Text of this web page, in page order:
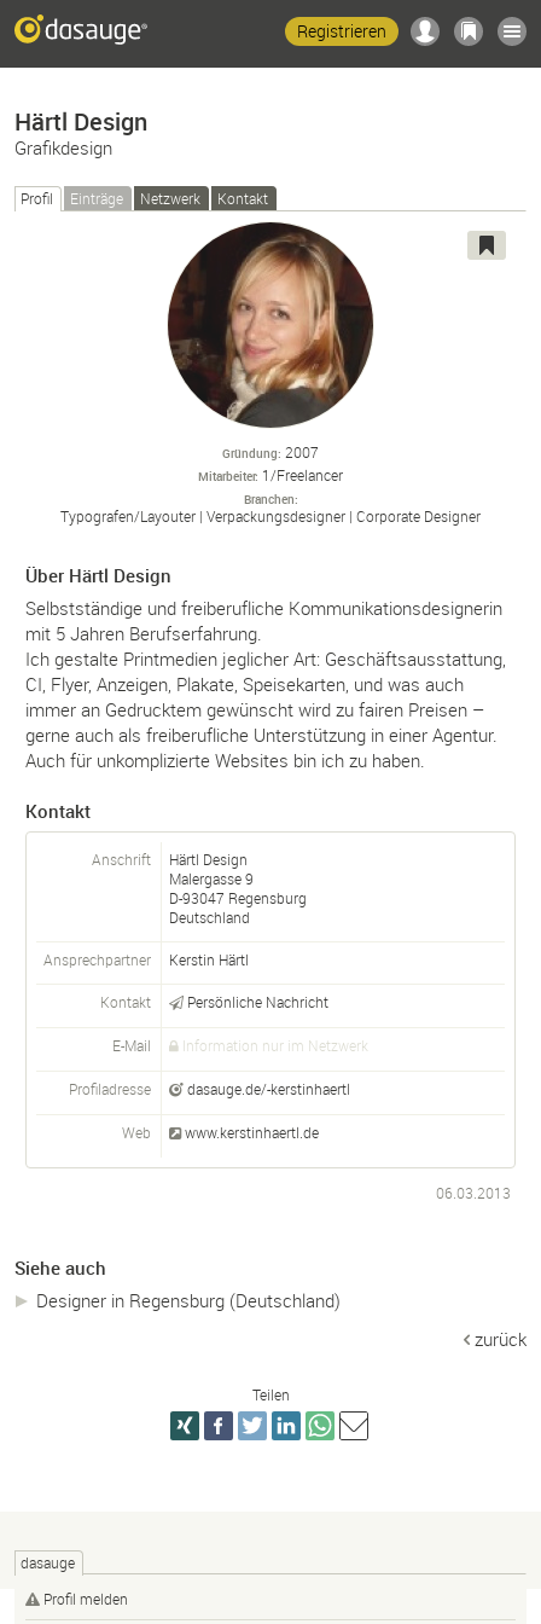
Registrieren
Härtl Design
Grafikdesign
Profil Einträge Netzwerk Kontakt
Gründung 2007
Mitarbeiter 1/Freelancer
Branchen
Typografen/Layouter Verpackungsdesigner Corporate Designer
Über Härtl Design
Selbstständige und freiberufliche Kommunikationsdesignerin
mit 5 Jahren Berufserfahrung.
Ich gestalte Printmedien jeglicher Art: Geschäftsausstattung,
CI, Flyer, Anzeigen, Plakate, Speisekarten, und was auch
immer an Gedrucktem gewünscht wird zu fairen Preisen –
gerne auch als freiberufliche Unterstützung in einer Agentur.
Auch für unkomplizierte Websites bin ich zu haben.
Kontakt
Anschrift
Härtl Design
Malergasse 9
D-93047 Regensburg
Deutschland
Ansprechpartner Kerstin Härtl
Kontakt Persönliche Nachricht
E-Mail Information nur im Netzwerk
Profiladresse dasauge.de/-kerstinhaertl
Web www.kerstinhaertl.de
06.03.2013
Siehe auch
Designer in Regensburg (Deutschland)
zurück
Teilen
dasauge
Profil melden